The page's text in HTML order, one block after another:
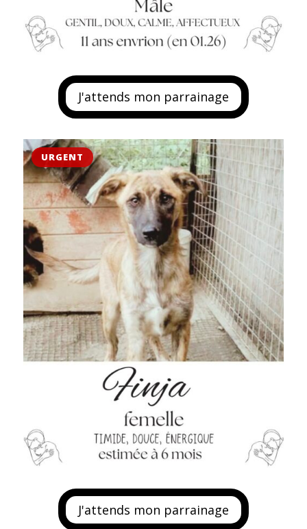
J'attends mon parrainage
J'attends mon parrainage